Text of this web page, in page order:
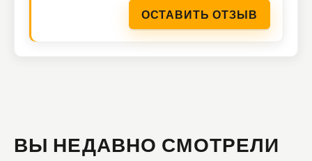
ОСТАВИТЬ ОТЗЫВ
ВЫ НЕДАВНО СМОТРЕЛИ